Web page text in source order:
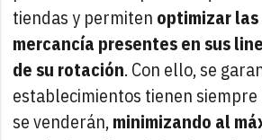
tiendas y permiten optimizar
mercancía presentes en sus
de su rotación. Con ello, se
establecimientos tienen
se venderán,minimizando al